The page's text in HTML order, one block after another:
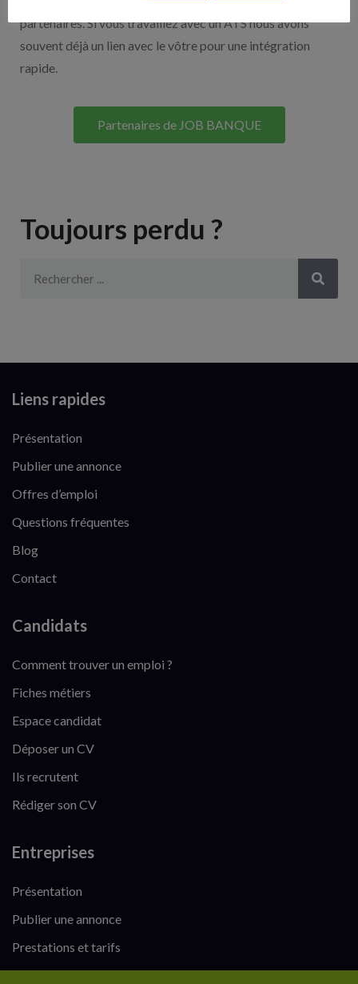
partenaires. Si vous travaillez avec un ATS nous avons
souvent déjà un lien avec le vôtre pour une intégration
rapide.
Partenaires de JOB BANQUE
Toujours perdu ?
Liens rapides
Présentation
Publier une annonce
Offres d’emploi
Questions fréquentes
Blog
Contact
Candidats
Comment trouver un emploi ?
Fiches métiers
Espace candidat
Déposer un CV
Ils recrutent
Rédiger son CV
Entreprises
Présentation
Publier une annonce
Prestations et tarifs